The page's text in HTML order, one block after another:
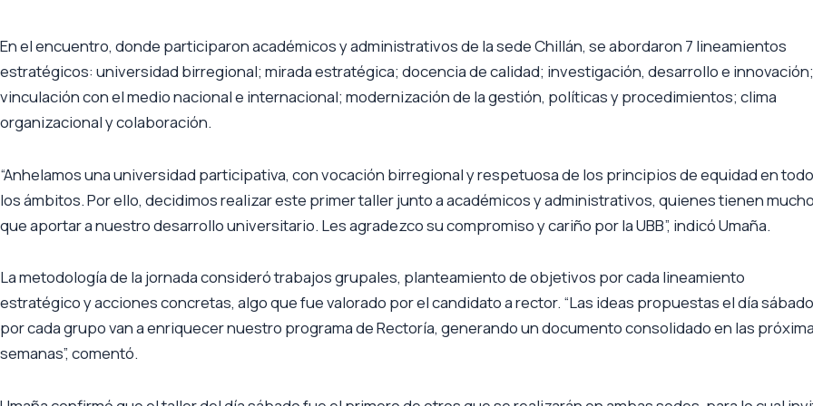
En el encuentro, donde participaron académicos y administrativos de la sede Chillán, se abordaron 7 lineamientos
estratégicos: universidad birregional; mirada estratégica; docencia de calidad; investigación, desarrollo e innovación;
vinculación con el medio nacional e internacional; modernización de la gestión, políticas y procedimientos; clima
organizacional y colaboración.
“Anhelamos una universidad participativa, con vocación birregional y respetuosa de los principios de equidad en
los ámbitos. Por ello, decidimos realizar este primer taller junto a académicos y administrativos, quienes tienen mucho
que aportar a nuestro desarrollo universitario. Les agradezco su compromiso y cariño por la UBB”, indicó Umaña.
La metodología de la jornada consideró trabajos grupales, planteamiento de objetivos por cada lineamiento
estratégico y acciones concretas, algo que fue valorado por el candidato a rector. “Las ideas propuestas el día sábado
por cada grupo van a enriquecer nuestro programa de Rectoría, generando un documento consolidado en las
semanas”, comentó.